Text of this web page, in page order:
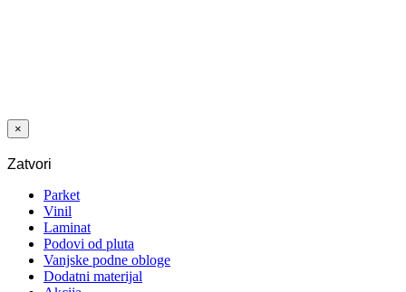
×
Zatvori
Parket
Vinil
Laminat
Podovi od pluta
Vanjske podne obloge
Dodatni materijal